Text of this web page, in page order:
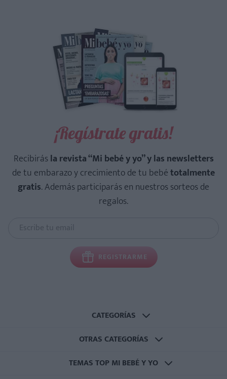
¡Regístrate gratis!
Recibirásla revista “Mi bebé y yo” y las newsletters
de tu embarazo y crecimiento de tu bebétotalmente
gratis. Además participarás en nuestros sorteos de
regalos.
REGISTRARME
CATEGORÍAS
OTRAS CATEGORÍAS
TEMAS TOP MI BEBÉ Y YO